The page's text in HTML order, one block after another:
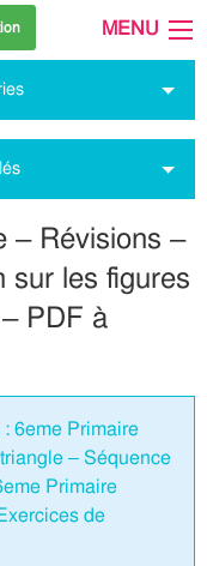
MENU
– Révisions –
sur les figures
PDF à
6eme Primaire
– Séquence
Primaire
de